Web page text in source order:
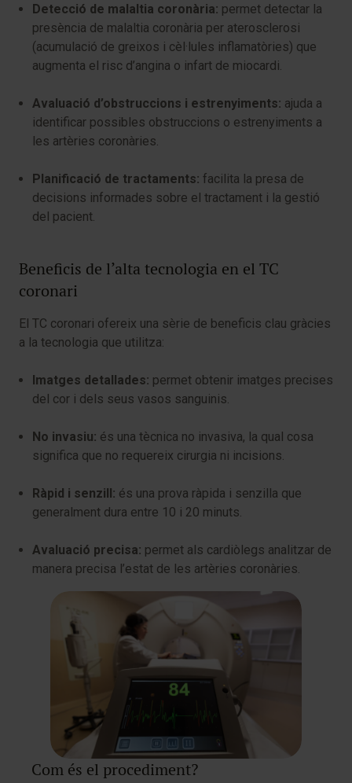
Detecció de malaltia coronària: permet detectar la
presència de malaltia coronària per aterosclerosi
(acumulació de greixos i cèl·lules inflamatòries) que
augmenta el risc d’angina o infart de miocardi.
Avaluació d’obstruccions i estrenyiments: ajuda a
identificar possibles obstruccions o estrenyiments a
les artèries coronàries.
Planificació de tractaments: facilita la presa de
decisions informades sobre el tractament i la gestió
del pacient.
Beneficis de l’alta tecnologia en el TC
coronari
El TC coronari ofereix una sèrie de beneficis clau gràcies
a la tecnologia que utilitza:
Imatges detallades: permet obtenir imatges precises
del cor i dels seus vasos sanguinis.
No invasiu: és una tècnica no invasiva, la qual cosa
significa que no requereix cirurgia ni incisions.
Ràpid i senzill: és una prova ràpida i senzilla que
generalment dura entre 10 i 20 minuts.
Avaluació precisa: permet als cardiòlegs analitzar de
manera precisa l’estat de les artèries coronàries.
Com és el procediment?